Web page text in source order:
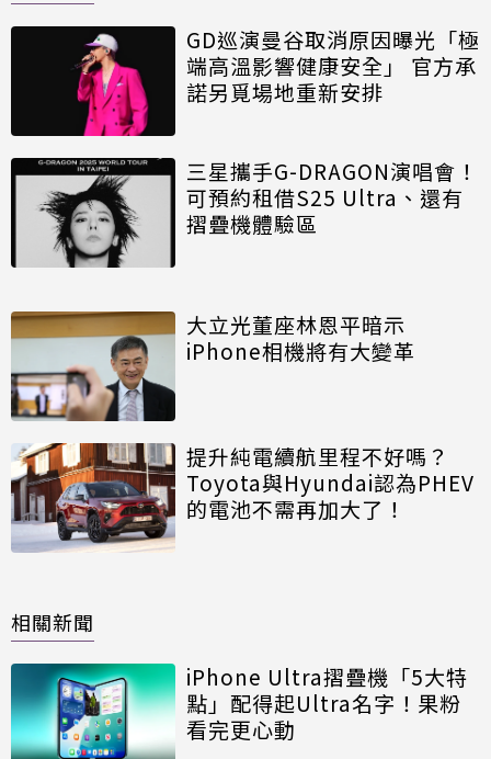
GD巡演曼谷取消原因曝光「極
端高溫影響健康安全」 官方承
諾另覓場地重新安排
三星攜手G-DRAGON演唱會！
可預約租借S25 Ultra、還有
摺疊機體驗區
大立光董座林恩平暗示
iPhone相機將有大變革
提升純電續航里程不好嗎？
Toyota與Hyundai認為PHEV
的電池不需再加大了！
相關新聞
iPhone Ultra摺疊機「5大特
點」配得起Ultra名字！果粉
看完更心動